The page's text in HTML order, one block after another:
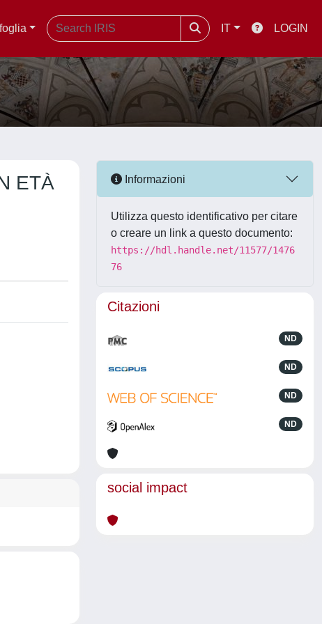
IT LOGIN
ETÀ
Informazioni
Utilizza questo identificativo per citare
o creare un link a questo documento:
https://hdl.handle.net/11577/1476
76
Citazioni
ND
ND
ND
ND
social impact